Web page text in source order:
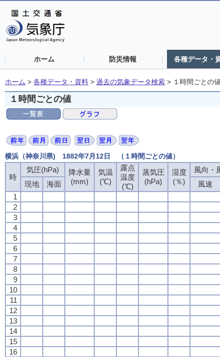
ホーム 防災情報 各種データ・
ホーム > 各種データ・資料 > 過去の気象データ検索 > １時間ごとの
１時間ごとの値
横浜（神奈川県) 1882年7月12日 （１時間ごとの値）
時
気圧(hPa)
降水量
(mm)
気温
(℃)
露点
温度
(℃)
蒸気圧
(hPa)
湿度
(％)
風向・
現地
海面
風速
1
2
3
4
5
6
7
8
9
10
11
12
13
14
15
16